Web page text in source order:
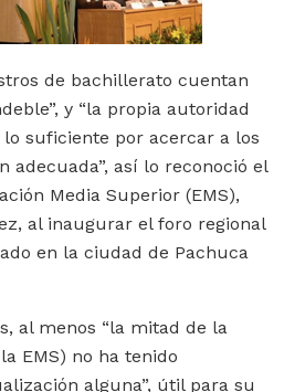
de bachillerato cuentan
y “la propia autoridad
suficiente por acercar a los
adecuada”, así lo reconoció el
Media Superior (EMS),
al inaugurar el foro regional
en la ciudad de Pachuca
al menos “la mitad de la
EMS) no ha tenido
alguna”, útil para su